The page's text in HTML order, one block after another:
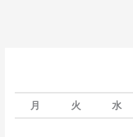
月 火 水